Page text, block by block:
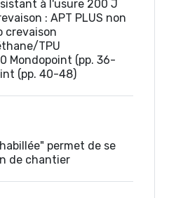
à l'usure 200 J
: APT PLUS non
crevaison
TPU
Mondopoint (pp. 36-
(pp. 40-48)
permet de se
de chantier